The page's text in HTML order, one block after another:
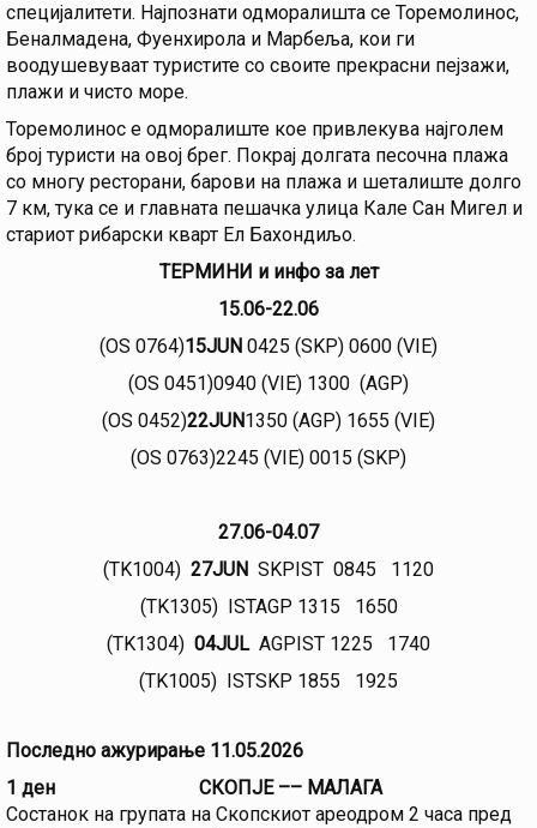
специјалитети. Најпознати одморалишта се Торемолинос,
Беналмадена, Фуенхирола и Марбеља, кои ги
воодушевуваат туристите со своите прекрасни пејзажи,
плажи и чисто море.
Торемолинос е одморалиште кое привлекува најголем
број туристи на овој брег. Покрај долгата песочна плажа
со многу ресторани, барови на плажа и шеталиште долго
7 км, тука се и главната пешачка улица Кале Сан Мигел и
стариот рибарски кварт Ел Бахондиљо.
ТЕРМИНИ и инфо за лет
15.06-22.06
(OS 0764)15JUN 0425 (SKP) 0600 (VIE)
(OS 0451)0940 (VIE) 1300 (AGP)
(OS 0452)22JUN1350 (AGP) 1655 (VIE)
(OS 0763)2245 (VIE) 0015 (SKP)
27.06-04.07
(TK1004) 27JUN SKPIST 0845 1120
(TK1305) ISTAGP 1315 1650
(TK1304) 04JULAGPIST 1225 1740
(TK1005) ISTSKP 1855 1925
Последно ажурирање 11.05.2026
1 ден СКОПЈЕ –– МАЛАГА
Состанок на групата на Скопскиот ареодром 2 часа пред